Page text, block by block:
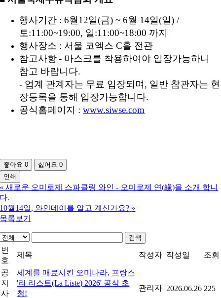
행사기간 : 6월12일(금) ~ 6월 14일(일) /
토:11:00~19:00, 일:11:00~18:00 까지
행사장소 : 서울 코엑스 C홀 전관
참고사항 - 마스크를 착용하여야 입장가능하니
참고 바랍니다.
- 업계 관계자는 무료 입장되며, 일반 참관자는 현
장등록을 통해 입장가능합니다.
공식홈페이지 :www.siwse.com
좋아요0 싫어요0
인쇄
« 새로운 오미로제 스파클링 와인 - 오미로제 연(緣)을 소개 합니
다.
10월14일, 와인데이를 알고 계신가요? »
목록보기
검색
번
호
제목 작성자 작성일 조회
공
지
사
세계를 매료시킨 오미나라, 프랑스
'라 리스트(La Liste) 2026' 공식 초
청!
관리자 2026.06.26 225